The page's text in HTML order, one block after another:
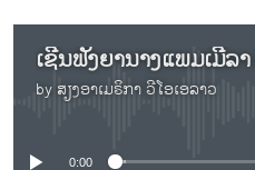
ເຊີນ​ຟັງ​ຍາ​ນາງ​ແພມ​ເມີ​ລ
by ສຽງອາເມຣິກາ ວີໂອເອລາວ
No media source
0:00